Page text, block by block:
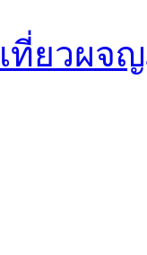
เที่ยวผจ